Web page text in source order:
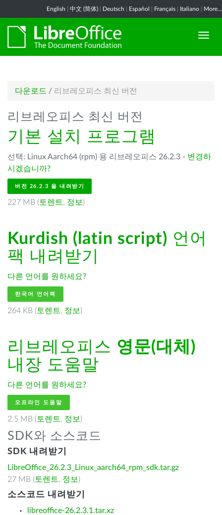
English 中文 (简体) Deutsch Español Français Italiano More...
다운로드 / 리브레오피스 최신 버전
리브레오피스 최신 버전
기본 설치 프로그램
선택: Linux Aarch64 (rpm) 용 리브레오피스 26.2.3 - 변경하
시겠습니까?
버전 26.2.3 을 내려받기
227 MB ( 토렌트, 정보 )
Kurdish (latin script) 언어
팩 내려받기
다른 언어를 원하세요?
한국어 언어팩
264 KB ( 토렌트, 정보 )
리브레오피스 영문(대체)
내장 도움말
다른 언어를 원하세요?
오프라인 도움말
2.5 MB ( 토렌트, 정보 )
SDK와 소스코드
SDK 내려받기
LibreOffice_26.2.3_Linux_aarch64_rpm_sdk.tar.gz
27 MB ( 토렌트, 정보 )
소스코드 내려받기
libreoffice-26.2.3.1.tar.xz